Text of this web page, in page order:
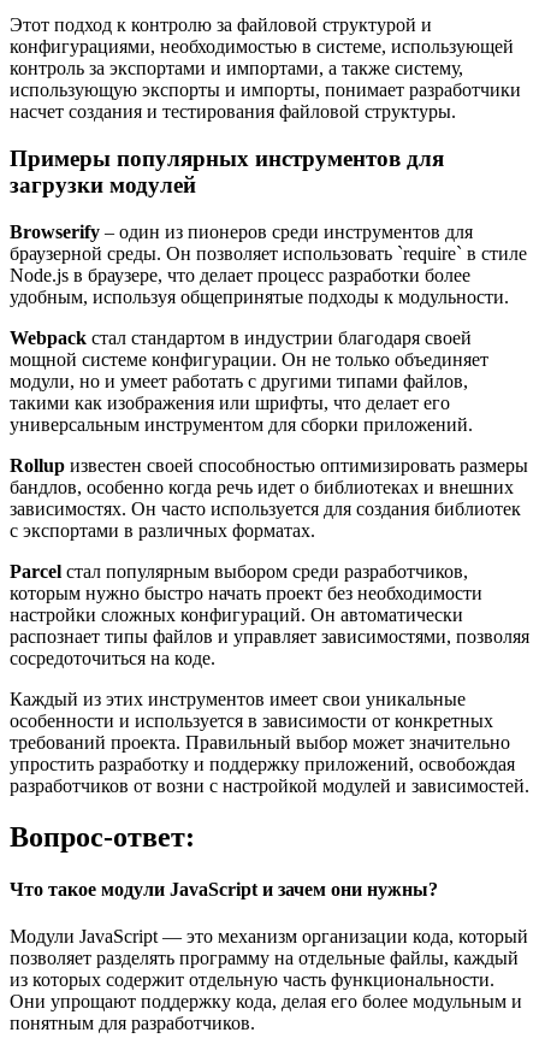
Этот подход к контролю за файловой структурой и
конфигурациями, необходимостью в системе, использующей
контроль за экспортами и импортами, а также систему,
использующую экспорты и импорты, понимает разработчики
насчет создания и тестирования файловой структуры.
Примеры популярных инструментов для
загрузки модулей
Browserify – один из пионеров среди инструментов для
браузерной среды. Он позволяет использовать `require` в стиле
Node.js в браузере, что делает процесс разработки более
удобным, используя общепринятые подходы к модульности.
Webpack стал стандартом в индустрии благодаря своей
мощной системе конфигурации. Он не только объединяет
модули, но и умеет работать с другими типами файлов,
такими как изображения или шрифты, что делает его
универсальным инструментом для сборки приложений.
Rollup известен своей способностью оптимизировать размеры
бандлов, особенно когда речь идет о библиотеках и внешних
зависимостях. Он часто используется для создания библиотек
с экспортами в различных форматах.
Parcel стал популярным выбором среди разработчиков,
которым нужно быстро начать проект без необходимости
настройки сложных конфигураций. Он автоматически
распознает типы файлов и управляет зависимостями, позволяя
сосредоточиться на коде.
Каждый из этих инструментов имеет свои уникальные
особенности и используется в зависимости от конкретных
требований проекта. Правильный выбор может значительно
упростить разработку и поддержку приложений, освобождая
разработчиков от возни с настройкой модулей и зависимостей.
Вопрос-ответ:
Что такое модули JavaScript и зачем они нужны?
Модули JavaScript — это механизм организации кода, который
позволяет разделять программу на отдельные файлы, каждый
из которых содержит отдельную часть функциональности.
Они упрощают поддержку кода, делая его более модульным и
понятным для разработчиков.